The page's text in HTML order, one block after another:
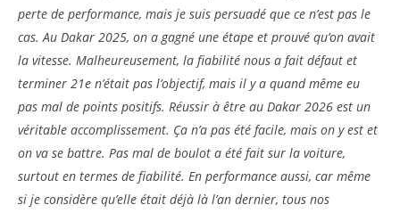
perte de performance, mais je suis persuadé que ce n’est pas le
cas. Au Dakar 2025, on a gagné une étape et prouvé qu’on avait
la vitesse. Malheureusement, la fiabilité nous a fait défaut et
terminer 21e n’était pas l’objectif, mais il y a quand même eu
pas mal de points positifs. Réussir à être au Dakar 2026 est un
véritable accomplissement. Ça n’a pas été facile, mais on y est et
on va se battre. Pas mal de boulot a été fait sur la voiture,
surtout en termes de fiabilité. En performance aussi, car même
si je considère qu’elle était déjà là l’an dernier, tous nos